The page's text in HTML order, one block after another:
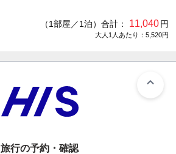
（1部屋／1泊）合計： 11,040円
大人1人あたり：5,520円
旅行の予約・確認